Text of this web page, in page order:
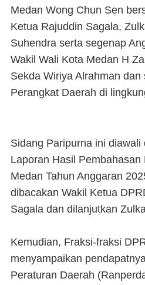
Medan Wong Chun Sen
Ketua Rajuddin Sagala,
Suhendra serta segenap
Wakil Wali Kota Medan H
Sekda Wiriya Alrahman
Perangkat Daerah di
Sidang Paripurna ini
Laporan Hasil
Medan Tahun Anggaran
dibacakan Wakil Ketua
Sagala dan dilanjutkan
Kemudian, Fraksi-fraksi
menyampaikan
Peraturan Daerah